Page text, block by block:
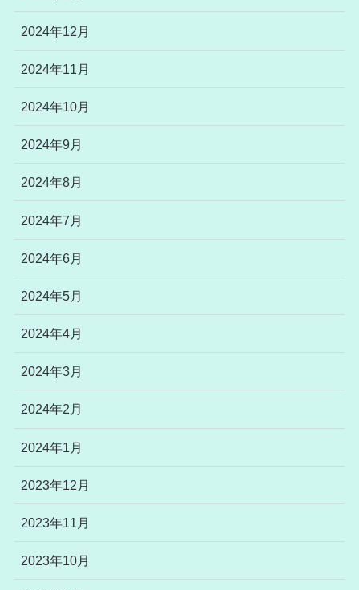
2024年12月
2024年11月
2024年10月
2024年9月
2024年8月
2024年7月
2024年6月
2024年5月
2024年4月
2024年3月
2024年2月
2024年1月
2023年12月
2023年11月
2023年10月